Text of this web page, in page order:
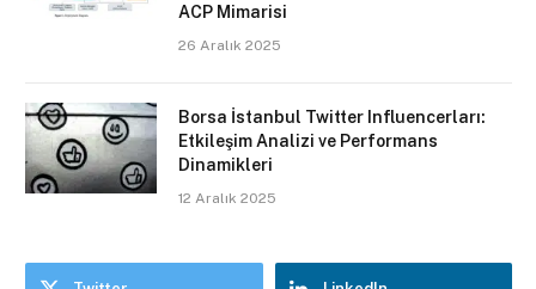
ACP Mimarisi
26 Aralık 2025
Borsa İstanbul Twitter Influencerları:
Etkileşim Analizi ve Performans
Dinamikleri
12 Aralık 2025